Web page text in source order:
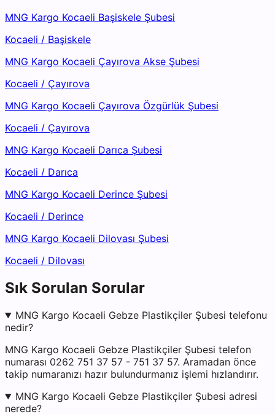
MNG Kargo Kocaeli Başiskele Şubesi
Kocaeli / Başiskele
MNG Kargo Kocaeli Çayırova Akse Şubesi
Kocaeli / Çayırova
MNG Kargo Kocaeli Çayırova Özgürlük Şubesi
Kocaeli / Çayırova
MNG Kargo Kocaeli Darıca Şubesi
Kocaeli / Darıca
MNG Kargo Kocaeli Derince Şubesi
Kocaeli / Derince
MNG Kargo Kocaeli Dilovası Şubesi
Kocaeli / Dilovası
Sık Sorulan Sorular
MNG Kargo Kocaeli Gebze Plastikçiler Şubesi telefonu
nedir?
MNG Kargo Kocaeli Gebze Plastikçiler Şubesi telefon
numarası 0262 751 37 57 - 751 37 57. Aramadan önce
takip numaranızı hazır bulundurmanız işlemi hızlandırır.
MNG Kargo Kocaeli Gebze Plastikçiler Şubesi adresi
nerede?